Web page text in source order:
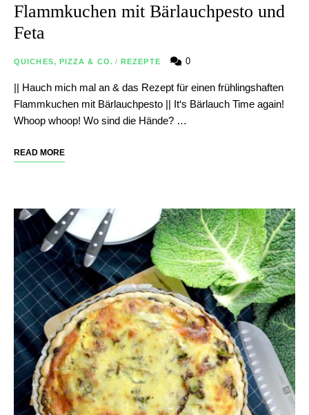
Flammkuchen mit Bärlauchpesto und
Feta
QUICHES, PIZZA & CO. / REZEPTE 0
|| Hauch mich mal an & das Rezept für einen frühlingshaften
Flammkuchen mit Bärlauchpesto || It‘s Bärlauch Time again!
Whoop whoop! Wo sind die Hände? …
READ MORE